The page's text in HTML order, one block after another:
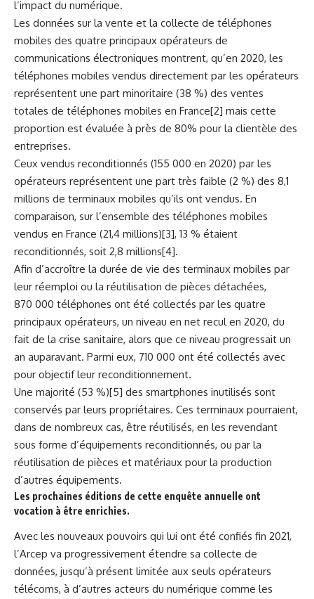
l’impact du numérique.
Les données sur la vente et la collecte de téléphones
mobiles des quatre principaux opérateurs de
communications électroniques montrent, qu’en 2020, les
téléphones mobiles vendus directement par les opérateurs
représentent une part minoritaire (38 %) des ventes
totales de téléphones mobiles en France[2] mais cette
proportion est évaluée à près de 80% pour la clientèle des
entreprises.
Ceux vendus reconditionnés (155 000 en 2020) par les
opérateurs représentent une part très faible (2 %) des 8,1
millions de terminaux mobiles qu’ils ont vendus. En
comparaison, sur l’ensemble des téléphones mobiles
vendus en France (21,4 millions)[3], 13 % étaient
reconditionnés, soit 2,8 millions[4].
Afin d’accroître la durée de vie des terminaux mobiles par
leur réemploi ou la réutilisation de pièces détachées,
870 000 téléphones ont été collectés par les quatre
principaux opérateurs, un niveau en net recul en 2020, du
fait de la crise sanitaire, alors que ce niveau progressait un
an auparavant. Parmi eux, 710 000 ont été collectés avec
pour objectif leur reconditionnement.
Une majorité (53 %)[5] des smartphones inutilisés sont
conservés par leurs propriétaires. Ces terminaux pourraient,
dans de nombreux cas, être réutilisés, en les revendant
sous forme d’équipements reconditionnés, ou par la
réutilisation de pièces et matériaux pour la production
d’autres équipements.
Les prochaines éditions de cette enquête annuelle ont
vocation à être enrichies.
Avec les nouveaux pouvoirs qui lui ont été confiés fin 2021,
l’Arcep va progressivement étendre sa collecte de
données, jusqu’à présent limitée aux seuls opérateurs
télécoms, à d’autres acteurs du numérique comme les